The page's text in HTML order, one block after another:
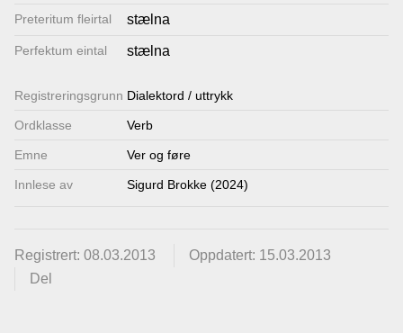
Preteritum fleirtal stælna
Perfektum eintal stælna
Registrerings­grunn Dialektord / uttrykk
Ordklasse Verb
Emne Ver og føre
Innlese av Sigurd Brokke (2024)
Registrert: 08.03.2013
Oppdatert: 15.03.2013
Del